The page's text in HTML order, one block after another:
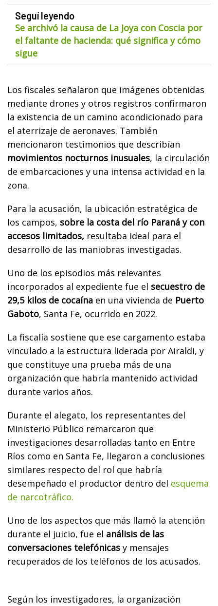
Seguí leyendo
Se archivó la causa de La Joya con Coscia por
el faltante de hacienda: qué significa y cómo
sigue
Los fiscales señalaron que imágenes obtenidas
mediante drones y otros registros confirmaron
la existencia de un camino acondicionado para
el aterrizaje de aeronaves. También
mencionaron testimonios que describían
movimientos nocturnos inusuales, la circulación
de embarcaciones y una intensa actividad en la
zona.
Para la acusación, la ubicación estratégica de
los campos, sobre la costa del río Paraná y con
accesos limitados, resultaba ideal para el
desarrollo de las maniobras investigadas.
Uno de los episodios más relevantes
incorporados al expediente fue el secuestro de
29,5 kilos de cocaína en una vivienda de Puerto
Gaboto, Santa Fe, ocurrido en 2022.
La fiscalía sostiene que ese cargamento estaba
vinculado a la estructura liderada por Airaldi, y
que constituye una prueba más de una
organización que habría mantenido actividad
durante varios años.
Durante el alegato, los representantes del
Ministerio Público remarcaron que
investigaciones desarrolladas tanto en Entre
Ríos como en Santa Fe, llegaron a conclusiones
similares respecto del rol que habría
desempeñado el productor dentro del esquema
de narcotráfico.
Uno de los aspectos que más llamó la atención
durante el juicio, fue el análisis de las
conversaciones telefónicas y mensajes
recuperados de los teléfonos de los acusados.
Según los investigadores, la organización